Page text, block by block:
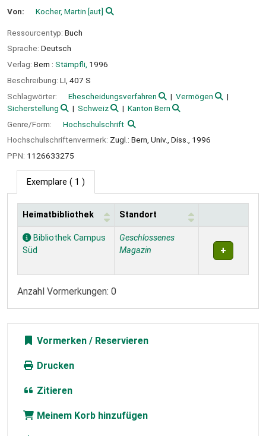
Von: Kocher, Martin [aut]
Ressourcentyp: Buch
Sprache: Deutsch
Verlag: Bern : Stämpfli, 1996
Beschreibung: LI, 407 S
Schlagwörter:
Ehescheidungsverfahren
Vermögen
Sicherstellung
Schweiz
Kanton Bern
Genre/Form:
Hochschulschrift
Hochschulschriftenvermerk: Zugl.: Bern, Univ., Diss., 1996
PPN: 1126633275
Exemplare ( 1 )
Exemplare
Heimatbibliothek Standort
Bibliothek Campus
Süd
Geschlossenes
Magazin
Anzahl Vormerkungen: 0
Vormerken
Drucken
Zitieren
Meinem Korb hinzufügen